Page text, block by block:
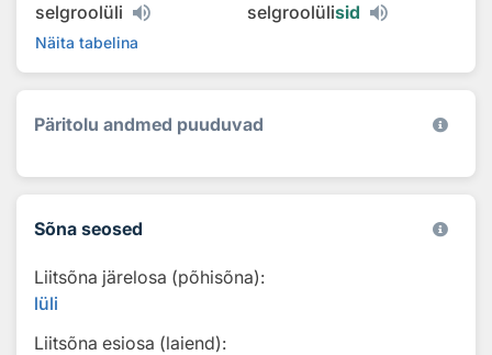
selgroolüli
selgroolülisid
Näita tabelina
Päritolu andmed puuduvad
Sõna seosed
Liitsõna järelosa (põhisõna):
lüli
Liitsõna esiosa (laiend):